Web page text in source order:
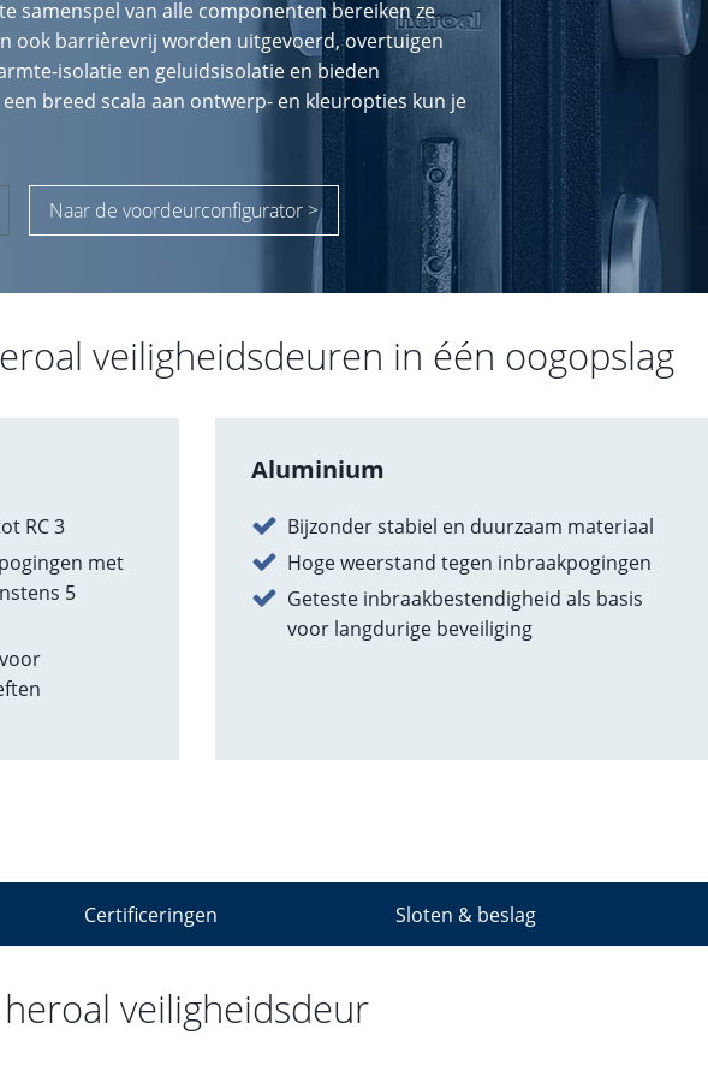
samenspel van alle componenten bereiken ze
ook barrièrevrij worden uitgevoerd, overtuigen
isolatie en geluidsisolatie en bieden
breed scala aan ontwerp- en kleuropties kun je
Naar de voordeurconfigurator >
veiligheidsdeuren in één oogopslag
RC 3
met
5
Aluminium
Bijzonder stabiel en duurzaam materiaal
Hoge weerstand tegen inbraakpogingen
Geteste inbraakbestendigheid als basis
voor langdurige beveiliging
Certificeringen Sloten & beslag
veiligheidsdeur